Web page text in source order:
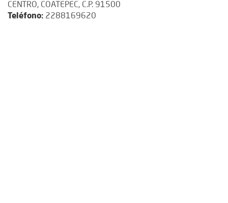
CENTRO, COATEPEC, C.P. 91500
Teléfono: 2288169620